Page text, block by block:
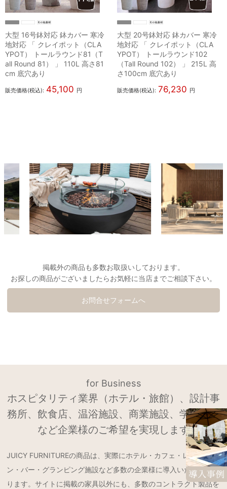
大型 16号鉢対応 鉢カバー 寒冷
地対応 「 クレイポット（CLA
YPOT） トールラウンド81（T
all Round 81） 」 110L 高さ81
cm 底穴あり
販売価格(税込): 45,100 円
大型 20号鉢対応 鉢カバー 寒冷
地対応 「 クレイポット（CLA
YPOT） トールラウンド102
（Tall Round 102） 」 215L 高
さ100cm 底穴あり
販売価格(税込): 76,230 円
掲載外の商品も多数お取扱いしております。
お探しの商品がございましたらお気軽に当店までご相談下さい。
お問合せフォームへ
for Business
ホスピタリティ業界（ホテル・旅館）、設計事
務所、飲食店、温浴施設、商業施設、学校法人
など企業様のご希望を実現します
JUICY FURNITUREの商品は、実際にホテル・カフェ・レストラ
ン・バー・グランピング施設など多数の企業様に導入いただいてお
ります。サイトに掲載の家具以外にも、多数のコントラクト製品を